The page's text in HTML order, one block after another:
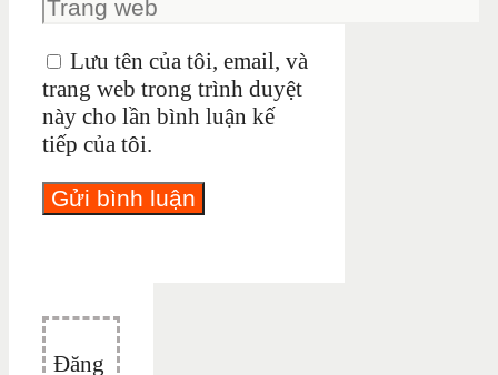
Lưu tên của tôi, email, và
trang web trong trình duyệt
này cho lần bình luận kế
tiếp của tôi.
Đăng